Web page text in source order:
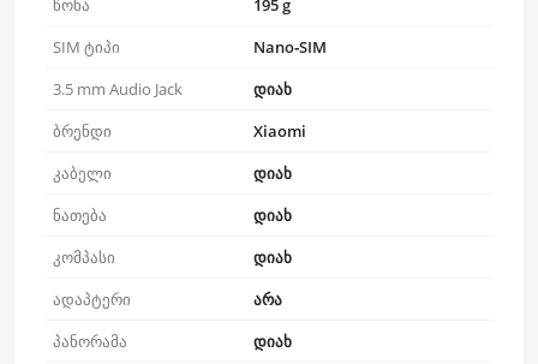
წონა
195 g
SIM ტიპი
Nano‑SIM
3.5 mm Audio Jack
დიახ
ბრენდი
Xiaomi
კაბელი
დიახ
ნათება
დიახ
კომპასი
დიახ
ადაპტერი
არა
პანორამა
დიახ